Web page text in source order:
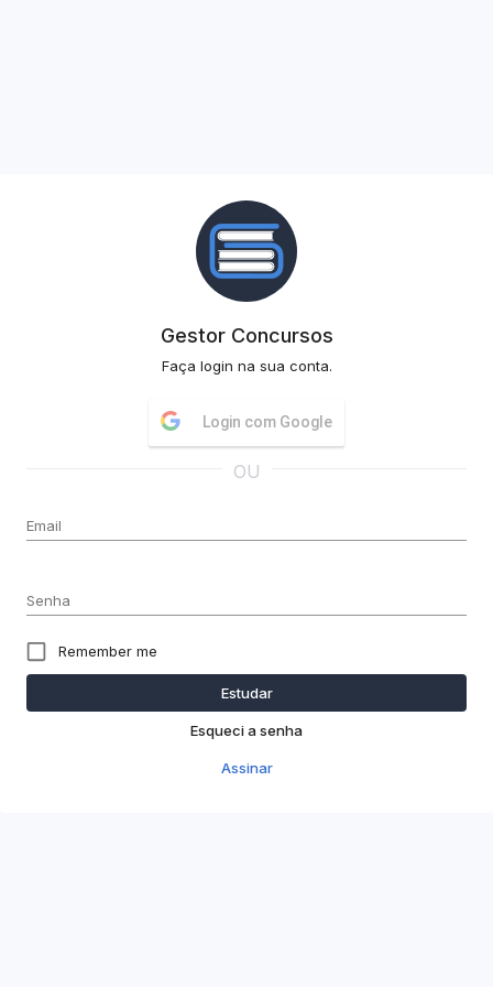
Gestor Concursos
Faça login na sua conta.
Login com Google
OU
Email
Senha
Remember me
Estudar
Esqueci a senha
Assinar